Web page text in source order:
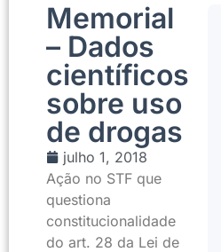
Memorial
– Dados
científicos
sobre uso
de drogas
julho 1, 2018
Ação no STF que
questiona
constitucionalidade
do art. 28 da Lei de